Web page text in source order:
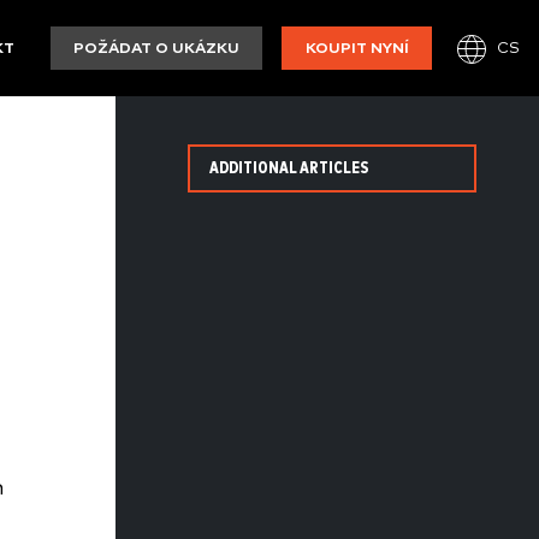
POŽÁDAT O UKÁZKU KOUPIT NYNÍ CS
ADDITIONAL ARTICLES